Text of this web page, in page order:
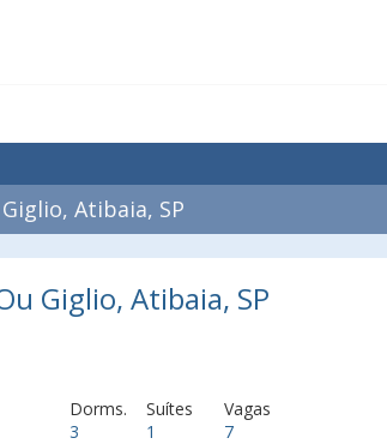
Atibaia, SP
Giglio, Atibaia, SP
Dorms.
3
Suítes
1
Vagas
7